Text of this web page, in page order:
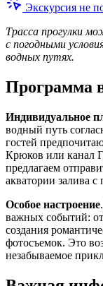
Экскурсия не
Трасса прогулки
с погодными
водных путях.
Программа
Индивидуальное
водный путь
гостей
Крюков или канал
предлагаем
акватории залива
Особое настроение
важных событий:
создания
фотосъемок. Это
незабываемое